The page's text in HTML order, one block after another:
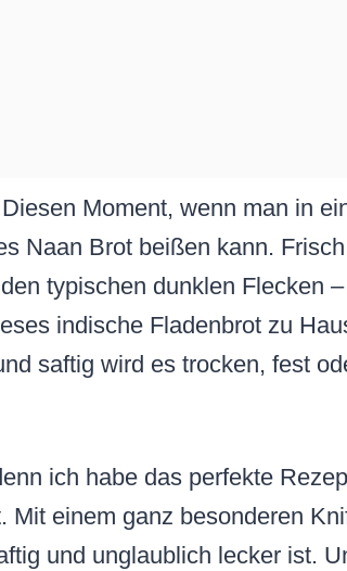
Moment, wenn man in
Naan Brot beißen kann.
typischen dunklen Flecken
indische Fladenbrot zu
saftig wird es trocken, fest
ich habe das perfekte
Mit einem ganz besonderen
und unglaublich lecker ist.